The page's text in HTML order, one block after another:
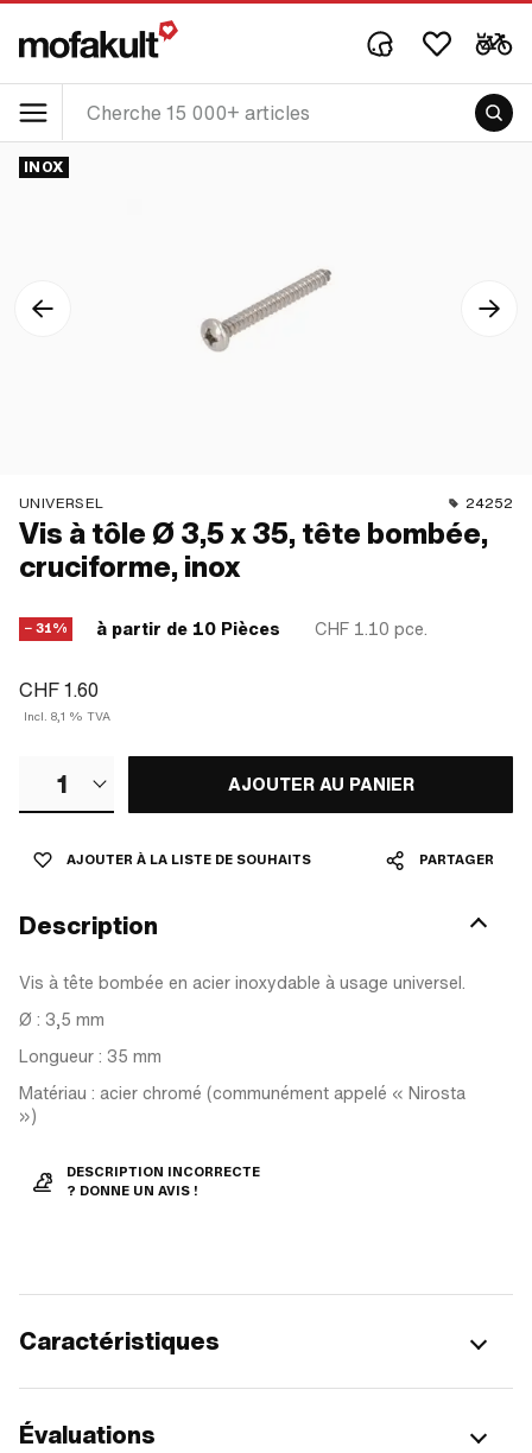
INOX
UNIVERSEL 24252
Vis à tôle Ø 3,5 x 35, tête bombée,
cruciforme, inox
− 31% à partir de 10 Pièces CHF 1.10 pce.
CHF 1.60
Incl. 8,1 % TVA
1 AJOUTER AU PANIER
AJOUTER À LA LISTE DE SOUHAITS PARTAGER
Description
Vis à tête bombée en acier inoxydable à usage universel.
Ø : 3,5 mm
Longueur : 35 mm
Matériau : acier chromé (communément appelé « Nirosta
»)
DESCRIPTION INCORRECTE
? DONNE UN AVIS !
Caractéristiques
Évaluations